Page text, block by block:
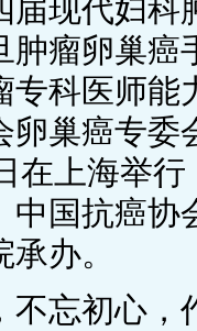
届现代妇
肿瘤卵巢
专科医师
卵巢癌专
在上海举
中国抗癌协
办。
不忘初心，